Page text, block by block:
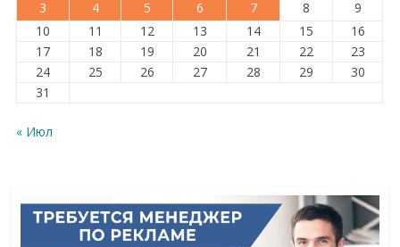
3 4 5 6 7 8
9
10
11 12 13 14 15
16
17
18 19 20 21 22
23
24
25 26 27 28 29
30
31
« Июл